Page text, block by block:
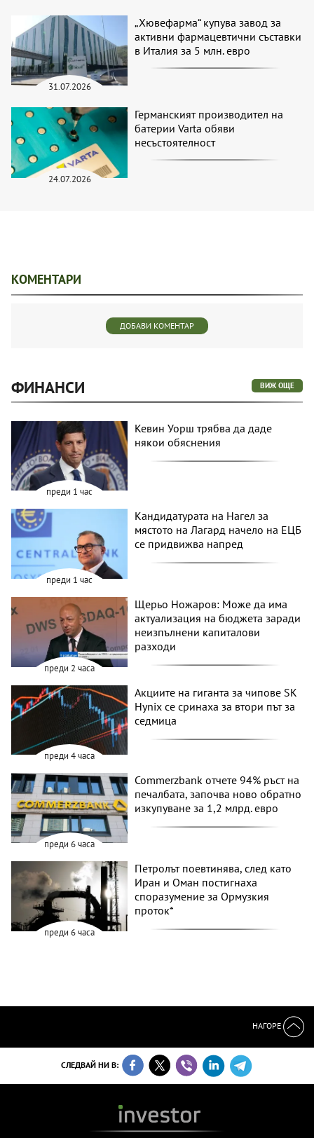
31.07.2026
„Хювефарма“ купува завод за
активни фармацевтични съставки
в Италия за 5 млн. евро
24.07.2026
Германският производител на
батерии Varta обяви
несъстоятелност
КОМЕНТАРИ
ДОБАВИ КОМЕНТАР
ФИНАНСИ ВИЖ ОЩЕ
преди 1 час
Кевин Уорш трябва да даде
някои обяснения
преди 1 час
Кандидатурата на Нагел за
мястото на Лагард начело на ЕЦБ
се придвижва напред
преди 2 часа
Щерьо Ножаров: Може да има
актуализация на бюджета заради
неизпълнени капиталови
разходи
преди 4 часа
Акциите на гиганта за чипове SK
Hynix се сринаха за втори път за
седмица
преди 6 часа
Commerzbank отчете 94% ръст на
печалбата, започва ново обратно
изкупуване за 1,2 млрд. евро
преди 6 часа
Петролът поевтинява, след като
Иран и Оман постигнаха
споразумение за Ормузкия
проток*
НАГОРЕ
СЛЕДВАЙ НИ В: